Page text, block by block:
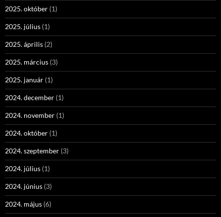
2025. október (1)
2025. július (1)
2025. április (2)
2025. március (3)
2025. január (1)
2024. december (1)
2024. november (1)
2024. október (1)
2024. szeptember (3)
2024. július (1)
2024. június (3)
2024. május (6)